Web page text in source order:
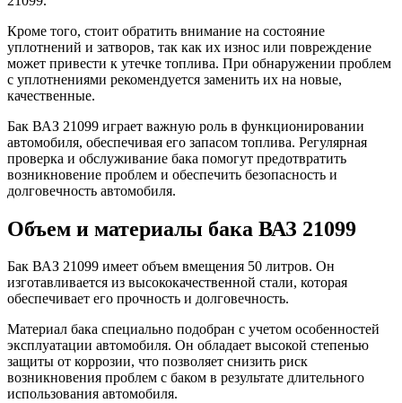
Кроме того, стоит обратить внимание на состояние
уплотнений и затворов, так как их износ или повреждение
может привести к утечке топлива. При обнаружении проблем
с уплотнениями рекомендуется заменить их на новые,
качественные.
Бак ВАЗ 21099 играет важную роль в функционировании
автомобиля, обеспечивая его запасом топлива. Регулярная
проверка и обслуживание бака помогут предотвратить
возникновение проблем и обеспечить безопасность и
долговечность автомобиля.
Объем и материалы бака ВАЗ 21099
Бак ВАЗ 21099 имеет объем вмещения 50 литров. Он
изготавливается из высококачественной стали, которая
обеспечивает его прочность и долговечность.
Материал бака специально подобран с учетом особенностей
эксплуатации автомобиля. Он обладает высокой степенью
защиты от коррозии, что позволяет снизить риск
возникновения проблем с баком в результате длительного
использования автомобиля.